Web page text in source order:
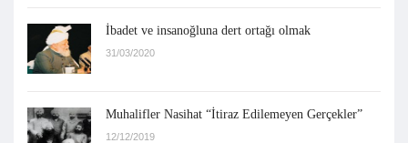
İbadet ve insanoğluna dert ortağı olmak
31/03/2020
Muhalifler Nasihat “İtiraz Edilemeyen Gerçekler”
12/12/2019